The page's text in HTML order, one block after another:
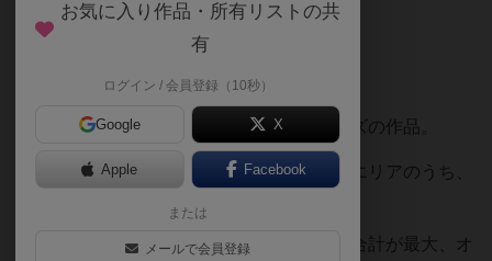
607名 0名 0 1年以上前
レーティングが非公開に設定されたユーザー
好みが結構別れるであろうオインクゲームズの作品。
タイトル通り、クジラとオルカが６箇所のエリアのうち、
クジラは周りの４箇所の海カードの数値の合計が最大、オ
お気に入り作品・所有リストの共
有
ログイン / 会員登録（10秒）
Google X
Apple Facebook
または
メールで会員登録